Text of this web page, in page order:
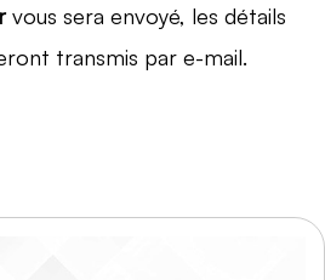
vous sera envoyé, les détails
transmis par e-mail.